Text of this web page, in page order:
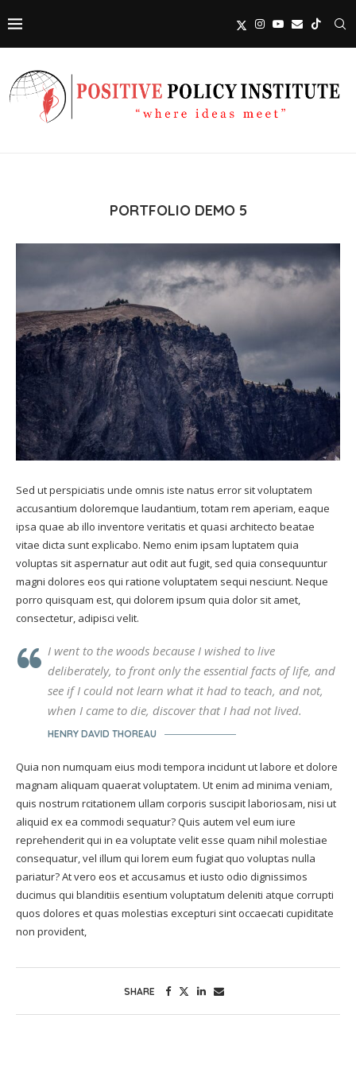
PORTFOLIO DEMO 5
Sed ut perspiciatis unde omnis iste natus error sit voluptatem
accusantium doloremque laudantium, totam rem aperiam, eaque
ipsa quae ab illo inventore veritatis et quasi architecto beatae
vitae dicta sunt explicabo. Nemo enim ipsam luptatem quia
voluptas sit aspernatur aut odit aut fugit, sed quia consequuntur
magni dolores eos qui ratione voluptatem sequi nesciunt. Neque
porro quisquam est, qui dolorem ipsum quia dolor sit amet,
consectetur, adipisci velit.
I went to the woods because I wished to live
deliberately, to front only the essential facts of life, and
see if I could not learn what it had to teach, and not,
when I came to die, discover that I had not lived.
HENRY DAVID THOREAU
Quia non numquam eius modi tempora incidunt ut labore et dolore
magnam aliquam quaerat voluptatem. Ut enim ad minima veniam,
quis nostrum rcitationem ullam corporis suscipit laboriosam, nisi ut
aliquid ex ea commodi sequatur? Quis autem vel eum iure
reprehenderit qui in ea voluptate velit esse quam nihil molestiae
consequatur, vel illum qui lorem eum fugiat quo voluptas nulla
pariatur? At vero eos et accusamus et iusto odio dignissimos
ducimus qui blanditiis esentium voluptatum deleniti atque corrupti
quos dolores et quas molestias excepturi sint occaecati cupiditate
non provident,
SHARE